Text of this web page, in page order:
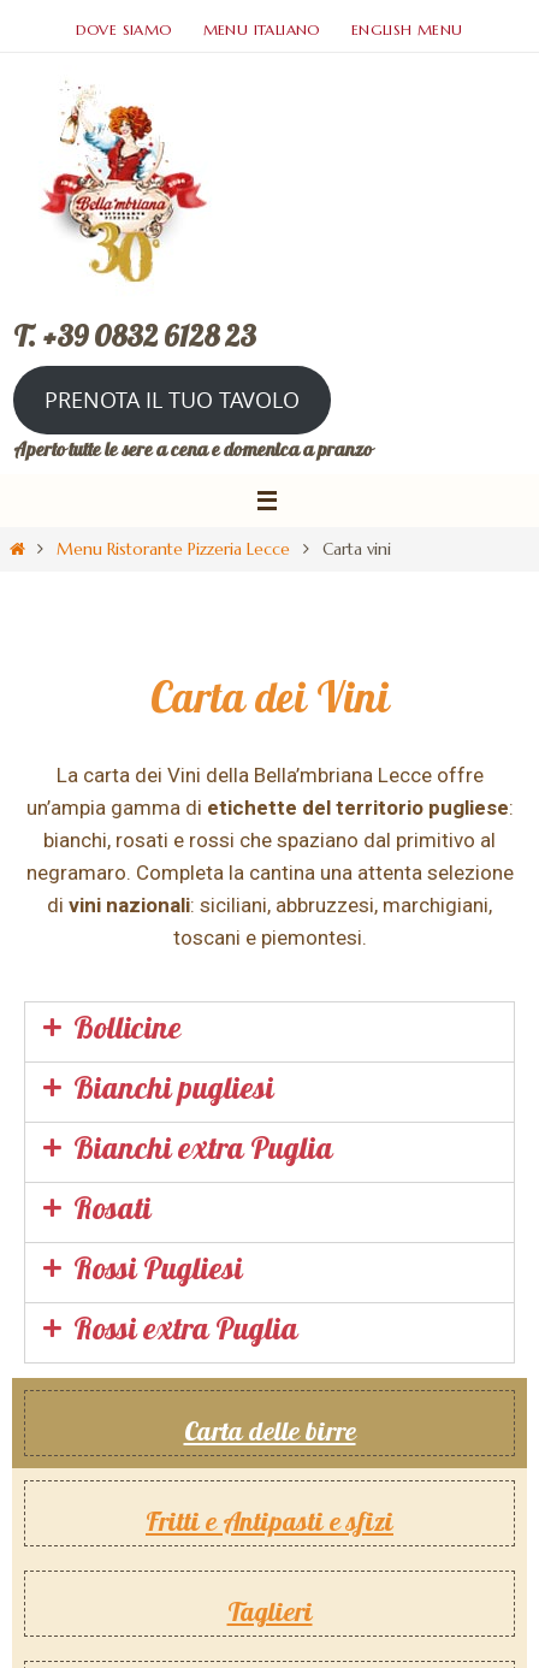
DOVE SIAMO MENU ITALIANO ENGLISH MENU
T. +39 0832 6128 23
PRENOTA IL TUO TAVOLO
Aperto tutte le sere a cena e domenica a pranzo
Menu Ristorante Pizzeria Lecce Carta vini
Carta dei Vini
La carta dei Vini della Bella’mbriana Lecce offre
un’ampia gamma di etichette del territorio pugliese:
bianchi, rosati e rossi che spaziano dal primitivo al
negramaro. Completa la cantina una attenta selezione
di vini nazionali: siciliani, abbruzzesi, marchigiani,
toscani e piemontesi.
Bollicine
Bianchi pugliesi
Bianchi extra Puglia
Rosati
Rossi Pugliesi
Rossi extra Puglia
Carta delle birre
Fritti e Antipasti e sfizi
Taglieri